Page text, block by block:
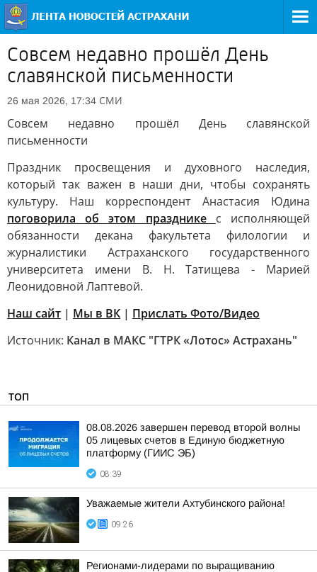
Совсем недавно прошёл День
славянской письменности
26 мая 2026, 17:34 СМИ
Совсем недавно прошёл День славянской
письменности
Праздник просвещения и духовного наследия,
который так важен в наши дни, чтобы сохранять
культуру. Наш корреспондент Анастасия Юдина
поговорила об этом празднике с исполняющей
обязанности декана факультета филологии и
журналистики Астраханского государственного
университета имени В. Н. Татищева - Марией
Леонидовной Лаптевой.
Наш сайт | Мы в ВК | Прислать Фото/Видео
Источник: Канал в МАКС "ГТРК «Лотос» Астрахань"
ТОП
08.08.2026 завершен перевод второй волны
05 лицевых счетов в Единую бюджетную
платформу (ГИИС ЭБ)
08:39
Уважаемые жители Ахтубинского района!
09:26
Регионами-лидерами по выращиванию